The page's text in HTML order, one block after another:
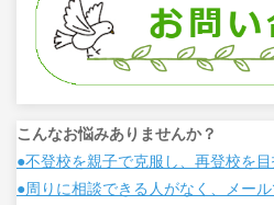
こんなお悩みありませんか？
●不登校を親子で克服し、再登校を
●周りに相談できる人がなく、メー